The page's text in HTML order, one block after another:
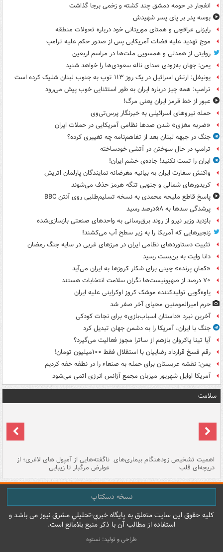
انفجار در حومه دمشق چند کشته و زخمی برجا گذاشت
بوسه‌ پدر بر پای پسر شهیدش
رایزنی عراقچی و همتای موریتانی خود درباره تحولات منطقه
موج تهدید علیه قضات آمریکایی پس از صدور حکم علیه ترامپ
روایتی از همدلی و همسویی ملت‌ها در مراسم اربعین
یمن: جهان به‌زودی صدای ناله سعودی‌ها را خواهد شنید
یونیفل: ارتش اسرائیل در یک روز ۱۱۳ توپ به جنوب لبنان شلیک کرده است
ترامپ: همه چیز درباره ایران به طور استثنایی خوب پیش می‌رود
عبور از خط قرمز ایران یعنی مرگ!
حمله نیروهای اسرائیلی به خبرنگار پرس‌تی‌وی
«ضربه مغزی» شدن صدها نظامی آمریکایی در حملات ایران
جنگ در جبهه لبنان بعد از تفاهم‌نامه چه تغییری کرده؟
ترامپ در حال سوختن در آتشی خودساخته
ایران را تست نکنید! جاده‌ی خشم ایران!
واکنش سفارت ایران به بیانیه مغرضانه نمایندگان پارلمان اتریش
کریدورهای شمالی و جنوبی تنگه هرمز حذف می‌شوند
پاسخ قاطع ملیحه محمدی به نسخه تسلیم‌طلبی روی آنتن BBC
پرشدگی سدها به ۵۸درصد رسید
بازدید وزیر نیرو از روند برق‌رسانی به واحدهای صنعتی بازسازی‌شده
زنجیرهایی که آمریکا را به زیر سطح آب می‌کشند!
تثبیت دستاوردهای نظامی ایران در مرزهای غربی در سایه جنگ رمضان
دانا وایت به بن‌بست رسید
«کمانِ پرنده» چینی برای شکار کروزها به ایران می‌آید
۷۰ درصد از صهیونیست‌ها نگران سلامت انتخابات هستند
یاوه‌گویی تولیدکننده موشک کروز اوکراینی علیه ایران
حرم امیرالمومنین محیای آخر صفر شد
آخرین نبرد «داستان اسباب‌بازی» برای نجات کودکی
جنگ با ایران، آمریکا را به دشمن جهان تبدیل کرد
آیا تینا پاکروان بازهم از ساترا مجوز فعالیت می‌گیرد؟
رقم فسخ قرارداد رضاییان با استقلال فقط ۱۰۰میلیون تومان!
یمن: نقشه عربستان برای حمله به صنعاء را در نطفه خفه کردیم
آمریکا اوایل شهریور میزبان مجمع آژانس انرژی اتمی می‌شود
سلامت
اهمیت تشخیص زودهنگام بیماری‌های
دریچه‌ای قلب
ناگفته‌هایی از آمپول های لاغری؛ از
عوارض مرگبار تا زیبایی
نسخه دسکتاپ
کليه حقوق اين سايت متعلق به پایگاه خبري-تحليلي مشرق نيوز می باشد و
استفاده از مطالب آن با ذکر منبع بلامانع است.
طراحی و تولید: نستوه